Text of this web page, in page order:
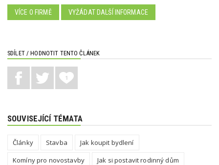
VÍCE O FIRMĚ VYŽÁDAT DALŠÍ INFORMACE
SDÍLET / HODNOTIT TENTO ČLÁNEK
1
SOUVISEJÍCÍ TÉMATA
Články Stavba
Jak koupit bydlení
Komíny pro novostavby
Jak si postavit rodinný dům